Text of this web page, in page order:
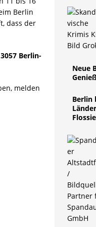
Berlin
dass der
Berlin-
melden
Neue
Berlin
Flossie